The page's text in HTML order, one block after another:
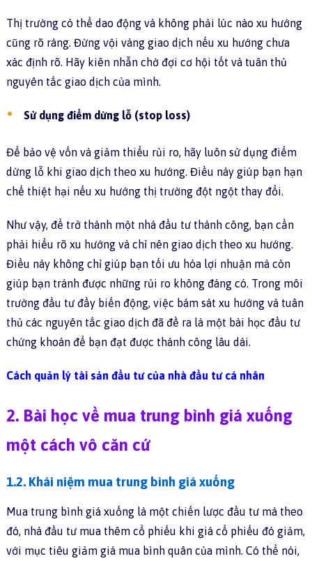
Thị trường có thể dao động và không phải lúc nào xu hướng
cũng rõ ràng. Đừng vội vàng giao dịch nếu xu hướng chưa
xác định rõ. Hãy kiên nhẫn chờ đợi cơ hội tốt và tuân thủ
nguyên tắc giao dịch của mình.
Sử dụng điểm dừng lỗ (stop loss)
Để bảo vệ vốn và giảm thiểu rủi ro, hãy luôn sử dụng điểm
dừng lỗ khi giao dịch theo xu hướng. Điều này giúp bạn hạn
chế thiệt hại nếu xu hướng thị trường đột ngột thay đổi.
Như vậy, để trở thành một nhà đầu tư thành công, bạn cần
phải hiểu rõ xu hướng và chỉ nên giao dịch theo xu hướng.
Điều này không chỉ giúp bạn tối ưu hóa lợi nhuận mà còn
giúp bạn tránh được những rủi ro không đáng có. Trong môi
trường đầu tư đầy biến động, việc bám sát xu hướng và tuân
thủ các nguyên tắc giao dịch đã đề ra là một bài học đầu tư
chứng khoán để bạn đạt được thành công lâu dài.
Cách quản lý tài sản đầu tư của nhà đầu tư cá nhân
2. Bài học về mua trung bình giá xuống
một cách vô căn cứ
1.2. Khái niệm mua trung bình giá xuống
Mua trung bình giá xuống là một chiến lược đầu tư mà theo
đó, nhà đầu tư mua thêm cổ phiếu khi giá cổ phiếu đó giảm,
với mục tiêu giảm giá mua bình quân của mình. Có thể nói,